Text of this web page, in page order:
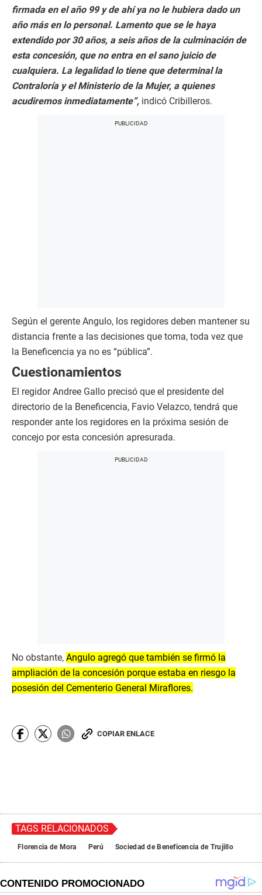
firmada en el año 99 y de ahí ya no le hubiera dado un
año más en lo personal. Lamento que se le haya
extendido por 30 años, a seis años de la culminación de
esta concesión, que no entra en el sano juicio de
cualquiera. La legalidad lo tiene que determinal la
Contraloría y el Ministerio de la Mujer, a quienes
acudiremos inmediatamente”, indicó Cribilleros.
Según el gerente Angulo, los regidores deben mantener su
distancia frente a las decisiones que toma, toda vez que
la Beneficencia ya no es “pública”.
Cuestionamientos
El regidor Andree Gallo precisó que el presidente del
directorio de la Beneficencia, Favio Velazco, tendrá que
responder ante los regidores en la próxima sesión de
concejo por esta concesión apresurada.
No obstante, Angulo agregó que también se firmó la
ampliación de la concesión porque estaba en riesgo la
posesión del Cementerio General Miraflores.
COPIAR ENLACE
TAGS RELACIONADOS
Florencia de Mora Perú Sociedad de Beneficencia de Trujillo